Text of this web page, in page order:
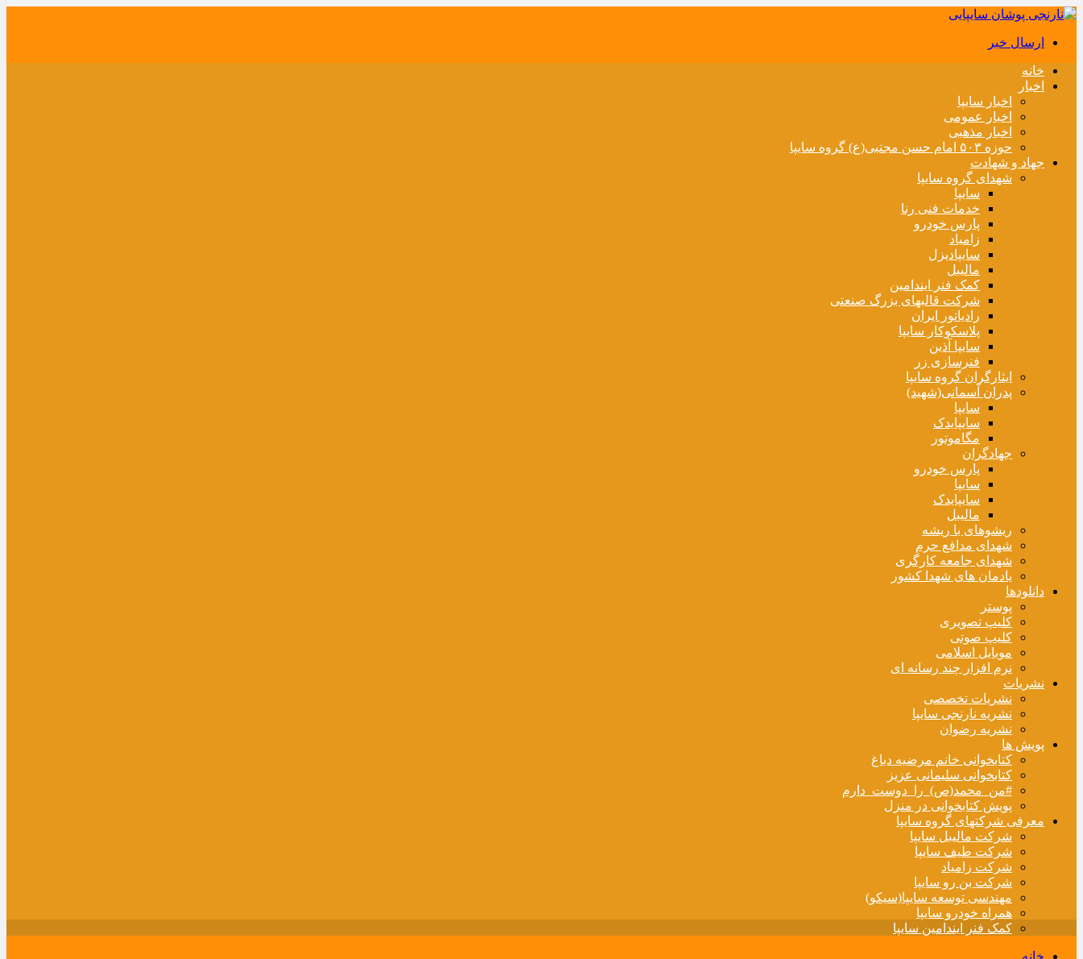
ارسال خبر
خانه
اخبار
اخبار سایپا
اخبار عمومی
اخبار مذهبی
حوزه ۵۰۳ امام حسن مجتبی(ع) گروه سایپا
جهاد و شهادت
شهدای گروه سایپا
سایپا
خدمات فنی رنا
پارس خودرو
زامیاد
سایپادیزل
مالیبل
کمک فنر ایندامین
شرکت قالبهای بزرگ صنعتی
رادیاتور ایران
پلاسکوکار سایپا
سایپا آذین
فنرسازی زر
ایثارگران گروه سایپا
پدران آسمانی(شهید)
سایپا
سایپایدک
مگاموتور
جهادگران
پارس خودرو
سایپا
سایپایدک
مالیبل
ریشوهای با ریشه
شهدای مدافع حرم
شهدای جامعه کارگری
یادمان های شهدا کشور
دانلودها
پوستر
کلیپ تصویری
کلیپ صوتی
موبایل اسلامی
نرم افزار چند رسانه ای
نشریات
نشریات تخصصی
نشریه نارنجی سایپا
نشریه رضوان
پویش ها
کتابخوانی خانم مرضیه دباغ
کتابخوانی سلیمانی عزیز
#من_محمد(ص)_را_دوست_دارم
پویش کتابخوانی در منزل
معرفی شرکتهای گروه سایپا
شرکت مالیبل سایپا
شرکت طیف سایپا
شرکت زامیاد
شرکت بن رو سایپا
مهندسی توسعه سایپا(سیکو)
همراه خودرو سایپا
کمک فنر ایندامین سایپا
خانه